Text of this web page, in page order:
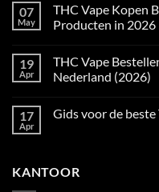
on
Beste
THC
–
Populaire
THC
in
07
May
THC Vape Kopen
Producten in 2026
on
THC
Vape
–
2026
19
Apr
THC Vape
Nederland (2026)
on
Veilig
17
Apr
Gids voor de
voor
KANTOOR